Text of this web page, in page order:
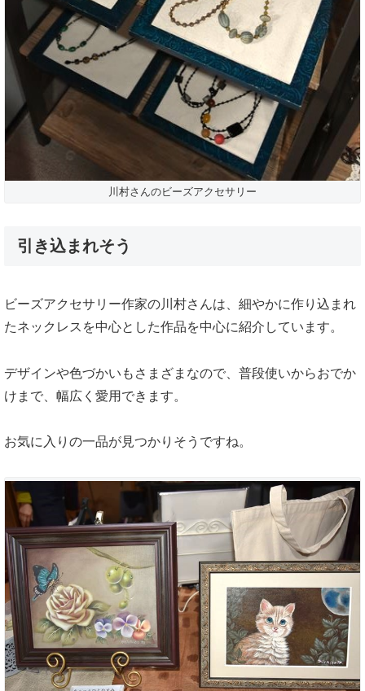
川村さんのビーズアクセサリー
引き込まれそう
ビーズアクセサリー作家の川村さんは、細やかに作り込まれ
たネックレスを中心とした作品を中心に紹介しています。
デザインや色づかいもさまざまなので、普段使いからおでか
けまで、幅広く愛用できます。
お気に入りの一品が見つかりそうですね。